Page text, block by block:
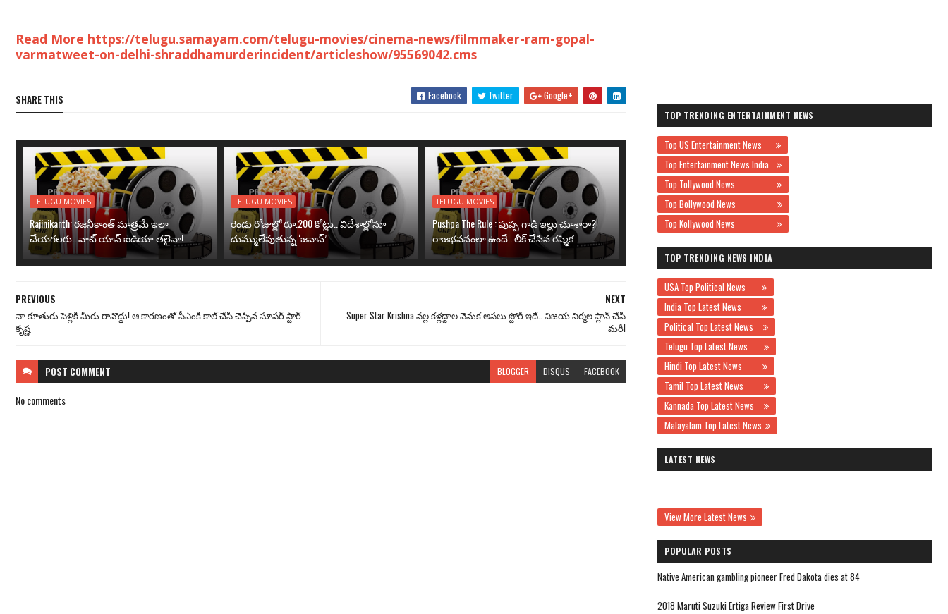
Read More https://telugu.samayam.com/telugu-movies/cinema-news/filmmaker-ram-gopal-
varmatweet-on-delhi-shraddhamurderincident/articleshow/95569042.cms
SHARE THIS Facebook Twitter Google+
TELUGU MOVIES
Rajinikanth: రజనీకాంత్ మాత్రమే ఇలా
చేయగలరు.. వాట్ యాన్ ఐడియా తలైవా!
TELUGU MOVIES
రెండు రోజుల్లో రూ.200 కోట్లు.. విదేశాల్లోనూ
దుమ్ములేపుతున్న ‘జవాన్’
TELUGU MOVIES
Pushpa The Rule : పుష్ప గాడి ఇల్లు చూశారా?
రాజభవనంలా ఉందే.. లీక్ చేసిన రష్మిక
NEXT
Super Star Krishna నల్ల కళ్లద్దాల వెనుక అసలు స్టోరీ ఇదే.. విజయ నిర్మల ప్లాన్ చేసి
మరీ!
PREVIOUS
నా కూతురు పెళ్లికి మీరు రావొద్దు! ఆ కారణంతో సీఎంకి కాల్ చేసి చెప్పిన సూపర్ స్టార్
కృష్ణ
POST COMMENT BLOGGER DISQUS FACEBOOK
No comments
TOP TRENDING ENTERTAINMENT NEWS
Top US Entertainment News
Top Entertainment News India
Top Tollywood News
Top Bollywood News
Top Kollywood News
TOP TRENDING NEWS INDIA
USA Top Political News
India Top Latest News
Political Top Latest News
Telugu Top Latest News
Hindi Top Latest News
Tamil Top Latest News
Kannada Top Latest News
Malayalam Top Latest News
LATEST NEWS
View More Latest News
POPULAR POSTS
Native American gambling pioneer Fred Dakota dies at 84
2018 Maruti Suzuki Ertiga Review First Drive